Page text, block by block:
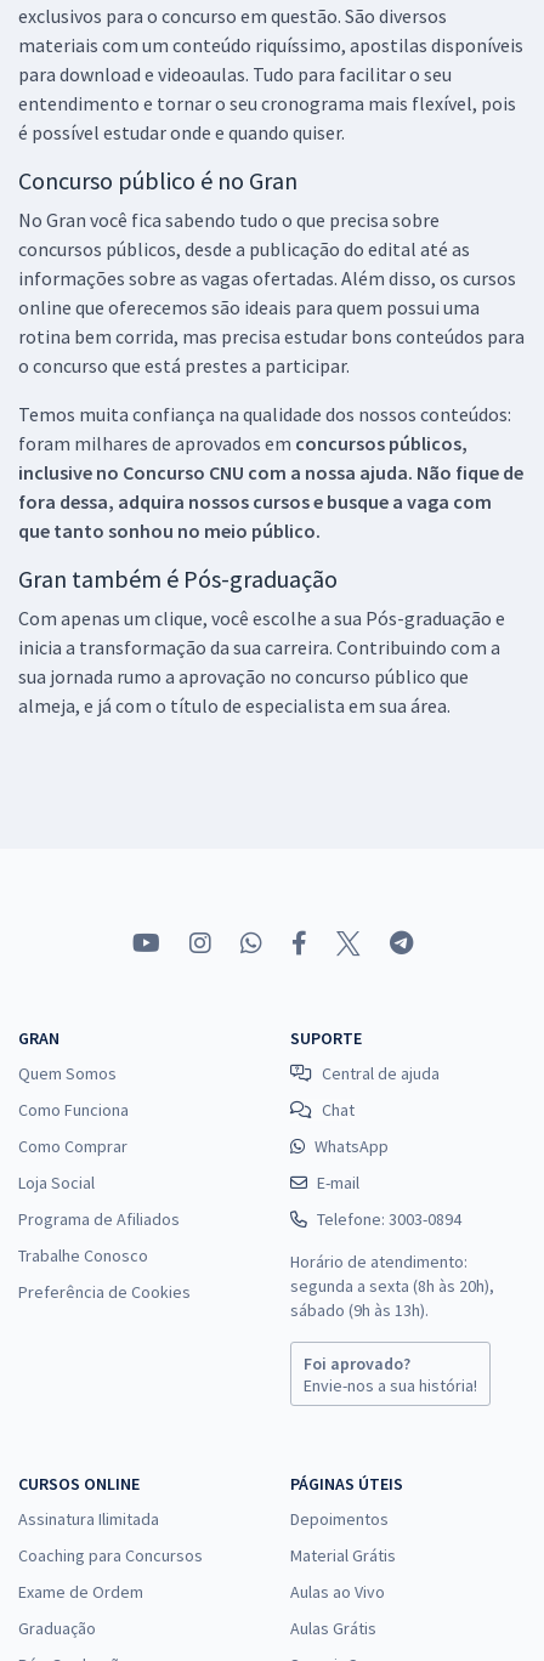
exclusivos para o concurso em questão. São diversos
materiais com um conteúdo riquíssimo, apostilas disponíveis
para download e videoaulas. Tudo para facilitar o seu
entendimento e tornar o seu cronograma mais flexível, pois
é possível estudar onde e quando quiser.
Concurso público é no Gran
No Gran você fica sabendo tudo o que precisa sobre
concursos públicos, desde a publicação do edital até as
informações sobre as vagas ofertadas. Além disso, os cursos
online que oferecemos são ideais para quem possui uma
rotina bem corrida, mas precisa estudar bons conteúdos para
o concurso que está prestes a participar.
Temos muita confiança na qualidade dos nossos conteúdos:
foram milhares de aprovados em concursos públicos,
inclusive no Concurso CNU com a nossa ajuda. Não fique de
fora dessa, adquira nossos cursos e busque a vaga com
que tanto sonhou no meio público.
Gran também é Pós-graduação
Com apenas um clique, você escolhe a sua Pós-graduação e
inicia a transformação da sua carreira. Contribuindo com a
sua jornada rumo a aprovação no concurso público que
almeja, e já com o título de especialista em sua área.
GRAN
Quem Somos
Como Funciona
Como Comprar
Loja Social
Programa de Afiliados
Trabalhe Conosco
Preferência de Cookies
SUPORTE
Central de ajuda
Chat
WhatsApp
E-mail
Telefone: 3003-0894
Horário de atendimento:
segunda a sexta (8h às 20h),
sábado (9h às 13h).
Foi aprovado?
Envie-nos a sua história!
CURSOS ONLINE
Assinatura Ilimitada
Coaching para Concursos
Exame de Ordem
Graduação
PÁGINAS ÚTEIS
Depoimentos
Material Grátis
Aulas ao Vivo
Aulas Grátis